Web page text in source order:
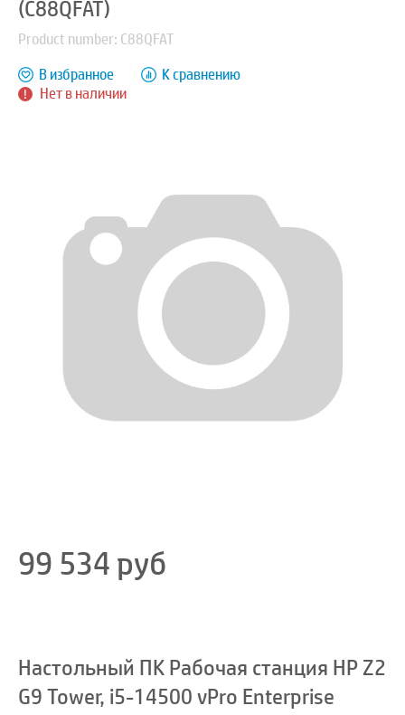
(C88QFAT)
Product number: C88QFAT
Нет в наличии
В избранное К сравнению
99 534руб
Настольный ПК Рабочая станция HP Z2
G9 Tower, i5-14500 vPro Enterprise